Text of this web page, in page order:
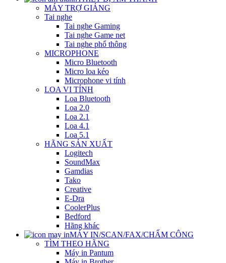
MÁY TRỢ GIẢNG
Tai nghe
Tai nghe Gaming
Tai nghe Game net
Tai nghe phổ thông
MICROPHONE
Micro Bluetooth
Micro loa kéo
Microphone vi tính
LOA VI TÍNH
Loa Bluetooth
Loa 2.0
Loa 2.1
Loa 4.1
Loa 5.1
HÃNG SẢN XUẤT
Logitech
SoundMax
Gamdias
Tako
Creative
E-Dra
CoolerPlus
Bedford
Hãng khác
MÁY IN/SCAN/FAX/CHẤM CÔNG
TÌM THEO HÃNG
Máy in Pantum